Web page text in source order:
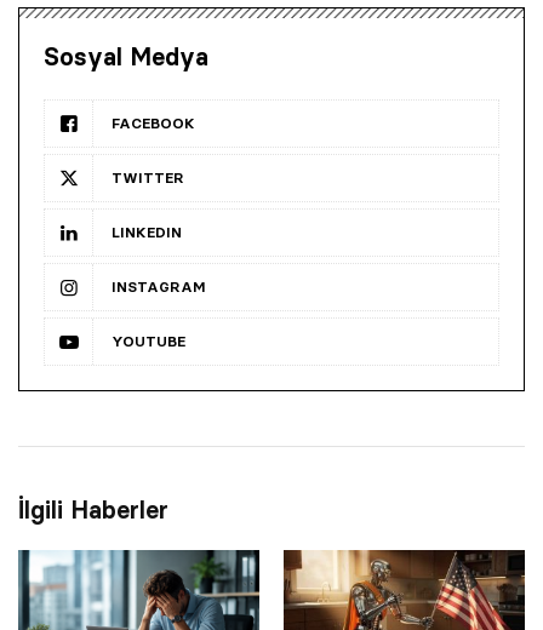
Sosyal Medya
FACEBOOK
TWITTER
LINKEDIN
INSTAGRAM
YOUTUBE
İlgili Haberler